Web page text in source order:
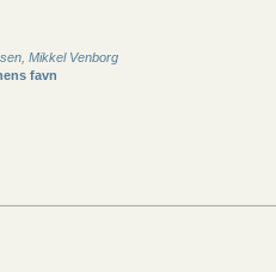
Mikkel Venborg
favn